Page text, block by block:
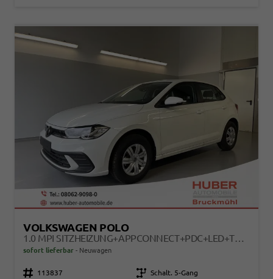
VOLKSWAGEN POLO
1.0 MPI SITZHEIZUNG+APPCONNECT+PDC+LED+TOUCH+LICHTSENSOR+MULTILENKRAD
sofort lieferbar Neuwagen
Fahrzeugnr. 113837 Getriebe Schalt. 5-Gang